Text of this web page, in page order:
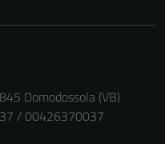
Domodossola (VB)
/ 00426370037